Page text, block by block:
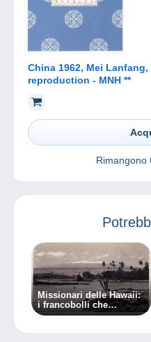
China 1962, Mei
reproduction - MNH **
Rimangono
Missionari delle Hawaii:
i francobolli che
spingono al crimine …